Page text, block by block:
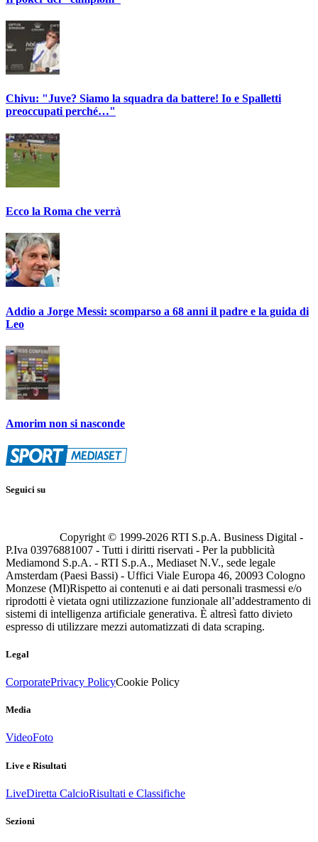
Chivu: "Juve? Siamo la squadra da battere! Io e Spalletti
preoccupati perché…"
Ecco la Roma che verrà
Addio a Jorge Messi: scomparso a 68 anni il padre e la guida di
Leo
Amorim non si nasconde
Seguici su
Copyright © 1999-2026 RTI S.p.A. Business Digital -
P.Iva 03976881007 - Tutti i diritti riservati - Per la pubblicità
Mediamond S.p.A. - RTI S.p.A., Mediaset N.V., sede legale
Amsterdam (Paesi Bassi) - Uffici Viale Europa 46, 20093 Cologno
Monzese (MI)Rispetto ai contenuti e ai dati personali trasmessi e/o
riprodotti è vietata ogni utilizzazione funzionale all’addestramento di
sistemi di intelligenza artificiale generativa. È altresì fatto divieto
espresso di utilizzare mezzi automatizzati di data scraping.
Legal
CorporatePrivacy PolicyCookie Policy
Media
VideoFoto
Live e Risultati
LiveDiretta CalcioRisultati e Classifiche
Sezioni